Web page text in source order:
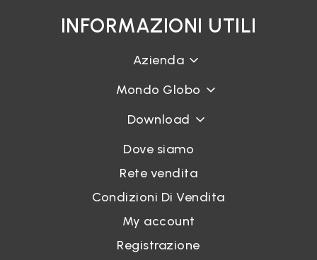
INFORMAZIONI UTILI
Azienda
Mondo Globo
Download
Dove siamo
Rete vendita
Condizioni Di Vendita
My account
Registrazione